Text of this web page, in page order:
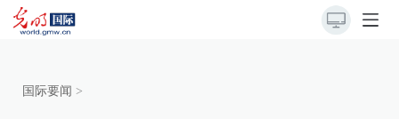
国际要闻 >